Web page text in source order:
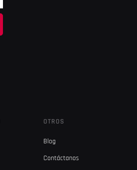
OTROS
Blog
Contáctanos